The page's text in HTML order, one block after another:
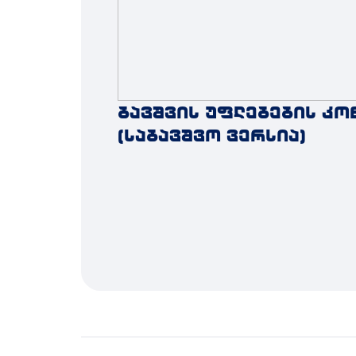
ბავშვის უფლებების
(საბავშვო ვერსია)